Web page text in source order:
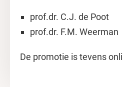
prof.dr. C.J. de Poot
prof.dr. F.M. Weerman
De promotie is tevens